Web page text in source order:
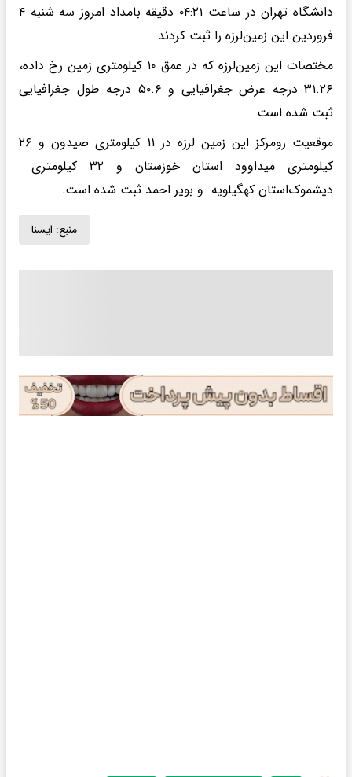
دانشگاه تهران در ساعت ۰۴:۲۱ دقیقه بامداد امروز سه شنبه ۴
فروردین این زمین‌لرزه را ثبت کردند.
مختصات این زمین‌لرزه که در عمق ۱۰ کیلومتری زمین رخ داده،
۳۱.۲۶ درجه عرض جغرافیایی و ۵۰.۶ درجه طول جغرافیایی
ثبت شده است.
موقعیت رومرکز این زمین لرزه در ۱۱ کیلومتری صیدون و ۲۶
کیلومتری میداوود استان خوزستان و ۳۲ کیلومتری
دیشموک‌استان کهگیلویه و بویر احمد ثبت شده است.
منبع: ايسنا